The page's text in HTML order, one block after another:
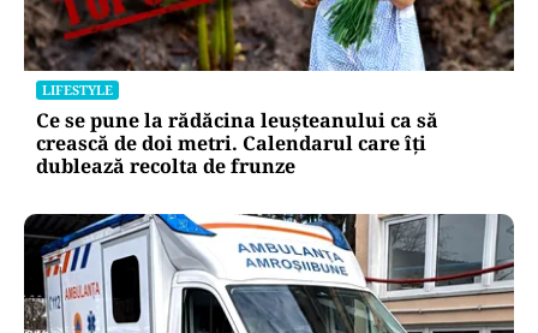
LIFESTYLE
Ce se pune la rădăcina leușteanului ca să
crească de doi metri. Calendarul care îți
dublează recolta de frunze